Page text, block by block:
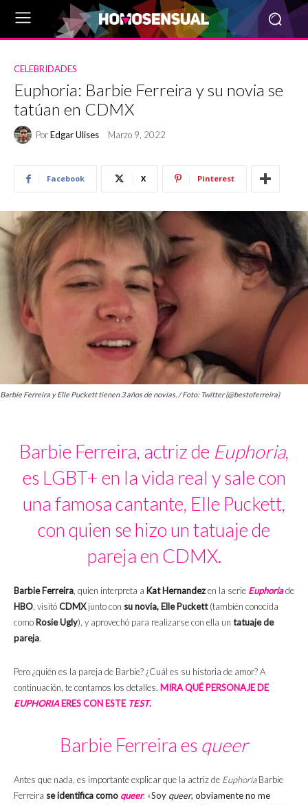
CELEBRIDADES
Euphoria: Barbie Ferreira y su novia se
tatúan en CDMX
PorEdgar Ulises Marzo 9, 2022
Facebook X Pinterest
Barbie Ferreira y Elle Puckett tienen 3 años de novias. / Foto: Twitter (@bestoferreira)
Barbie Ferreira, actriz de Euphoria,
es LGBT+ en la vida real y sale con
una famosa cantante, Elle Puckett,
con quien se hizo un tatuaje de
pareja en CDMX.
Barbie Ferreira, quien interpreta a Kat Hernandezen la serie Euphoriade
HBO, visitóCDMXjunto con su novia, Elle Puckett(también conocida
como Rosie Ugly), y aprovechó para realizarse con ella un tatuaje de
pareja.
Pero ¿quién es la pareja de Barbie? ¿Cuál es su historia de amor? A
continuación, te contamos los detalles. MIRA QUÉ PERSONAJE DE
EUPHORIAERES CON ESTE TEST.
Barbie Ferreira es queer
Antes que nada, es importante explicar que la actriz de EuphoriaBarbie
Ferreira se identifica como queer. «Soy queer, obviamente no me